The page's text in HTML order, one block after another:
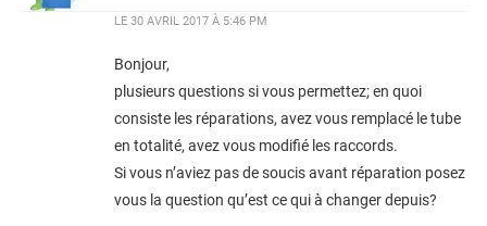
LE 30 AVRIL 2017 À 5:46 PM
Bonjour,
plusieurs questions si vous permettez; en quoi
consiste les réparations, avez vous remplacé le tube
en totalité, avez vous modifié les raccords.
Si vous n’aviez pas de soucis avant réparation posez
vous la question qu’est ce qui à changer depuis?